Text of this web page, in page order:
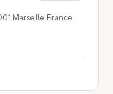
Marseille, France